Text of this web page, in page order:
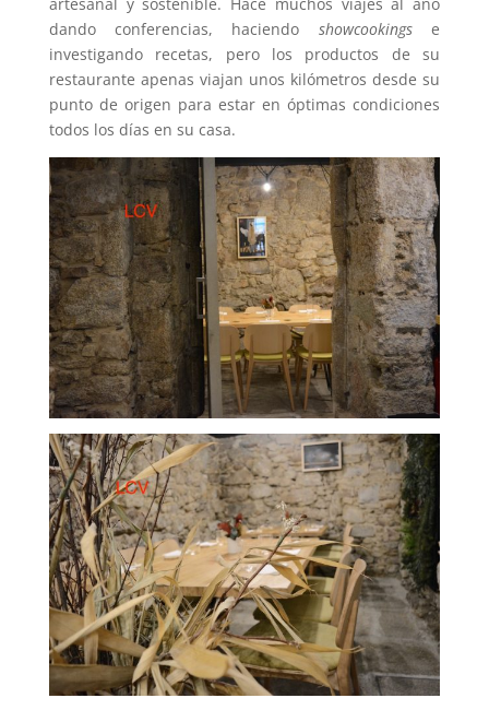
dando conferencias, haciendo showcookingse
investigando recetas, pero los productos de su
restaurante apenas viajan unos kilómetros desde su
punto de origen para estar en óptimas condiciones
todos los días en su casa.